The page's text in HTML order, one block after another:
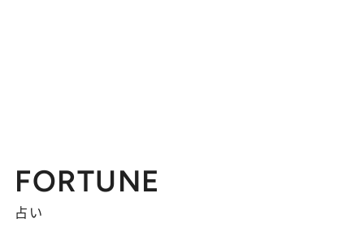
FORTUNE
占い